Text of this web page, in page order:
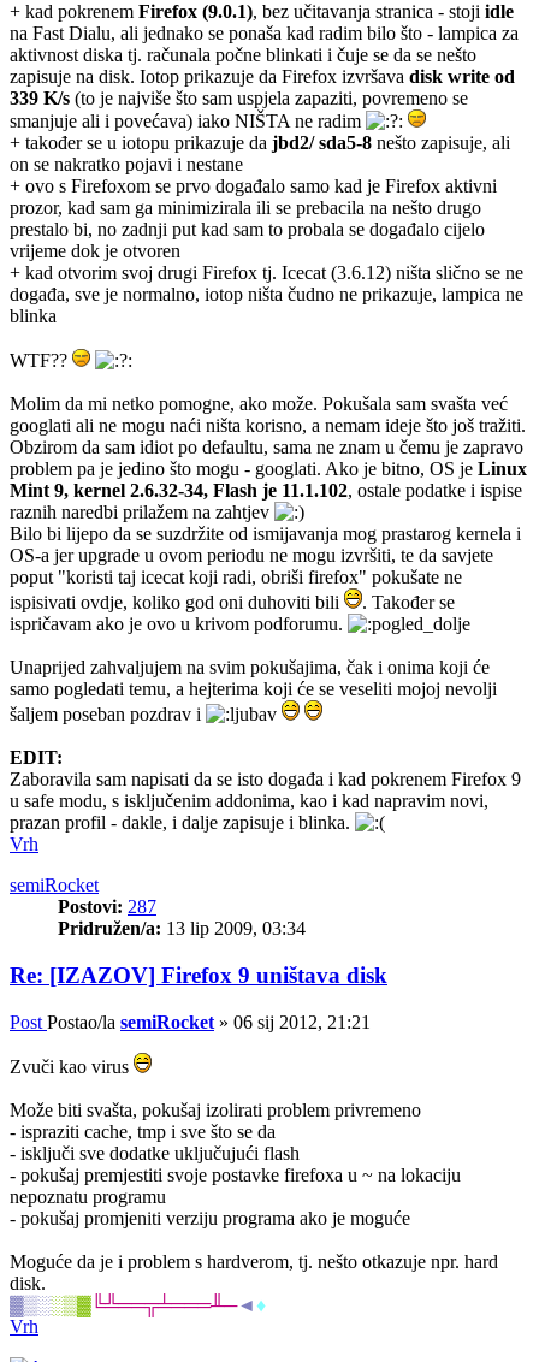
+ kad pokrenem Firefox (9.0.1), bez učitavanja stranica - stoji idle
na Fast Dialu, ali jednako se ponaša kad radim bilo što - lampica za
aktivnost diska tj. računala počne blinkati i čuje se da se nešto
zapisuje na disk. Iotop prikazuje da Firefox izvršava disk write od
339 K/s (to je najviše što sam uspjela zapaziti, povremeno se
smanjuje ali i povećava) iako NIŠTA ne radim
+ također se u iotopu prikazuje da jbd2/ sda5-8 nešto zapisuje, ali
on se nakratko pojavi i nestane
+ ovo s Firefoxom se prvo događalo samo kad je Firefox aktivni
prozor, kad sam ga minimizirala ili se prebacila na nešto drugo
prestalo bi, no zadnji put kad sam to probala se događalo cijelo
vrijeme dok je otvoren
+ kad otvorim svoj drugi Firefox tj. Icecat (3.6.12) ništa slično se ne
događa, sve je normalno, iotop ništa čudno ne prikazuje, lampica ne
blinka
WTF??
Molim da mi netko pomogne, ako može. Pokušala sam svašta već
googlati ali ne mogu naći ništa korisno, a nemam ideje što još tražiti.
Obzirom da sam idiot po defaultu, sama ne znam u čemu je zapravo
problem pa je jedino što mogu - googlati. Ako je bitno, OS je Linux
Mint 9, kernel 2.6.32-34, Flash je 11.1.102, ostale podatke i ispise
raznih naredbi prilažem na zahtjev
Bilo bi lijepo da se suzdržite od ismijavanja mog prastarog kernela i
OS-a jer upgrade u ovom periodu ne mogu izvršiti, te da savjete
poput "koristi taj icecat koji radi, obriši firefox" pokušate ne
ispisivati ovdje, koliko god oni duhoviti bili
. Također se
ispričavam ako je ovo u krivom podforumu.
Unaprijed zahvaljujem na svim pokušajima, čak i onima koji će
samo pogledati temu, a hejterima koji će se veseliti mojoj nevolji
šaljem poseban pozdrav i
EDIT:
Zaboravila sam napisati da se isto događa i kad pokrenem Firefox 9
u safe modu, s isključenim addonima, kao i kad napravim novi,
prazan profil - dakle, i dalje zapisuje i blinka.
Vrh
semiRocket
Postovi: 287
Pridružen/a: 13 lip 2009, 03:34
Re: [IZAZOV] Firefox 9 uništava disk
Post Postao/la semiRocket » 06 sij 2012, 21:21
Zvuči kao virus
Može biti svašta, pokušaj izolirati problem privremeno
- ispraziti cache, tmp i sve što se da
- isključi sve dodatke uključujući flash
- pokušaj premjestiti svoje postavke firefoxa u ~ na lokaciju
nepoznatu programu
- pokušaj promjeniti verziju programa ako je moguće
Moguće da je i problem s hardverom, tj. nešto otkazuje npr. hard
disk.
▓▒░░▒▓╚╩══╦╧═══╨─◄♦
Vrh